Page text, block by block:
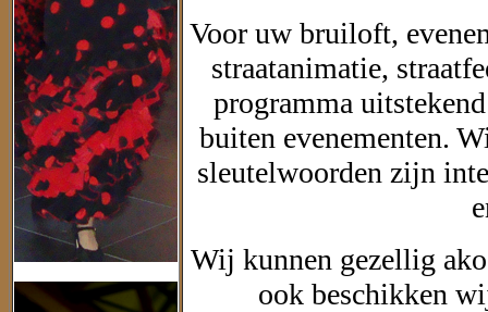
Voor uw bruiloft,
straatanimatie,
programma
buiten evenementen.
sleutelwoorden zijn
Wij kunnen gezellig
ook beschikken